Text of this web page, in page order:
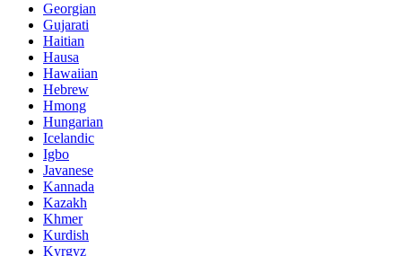
Georgian
Gujarati
Haitian
Hausa
Hawaiian
Hebrew
Hmong
Hungarian
Icelandic
Igbo
Javanese
Kannada
Kazakh
Khmer
Kurdish
Kyrgyz